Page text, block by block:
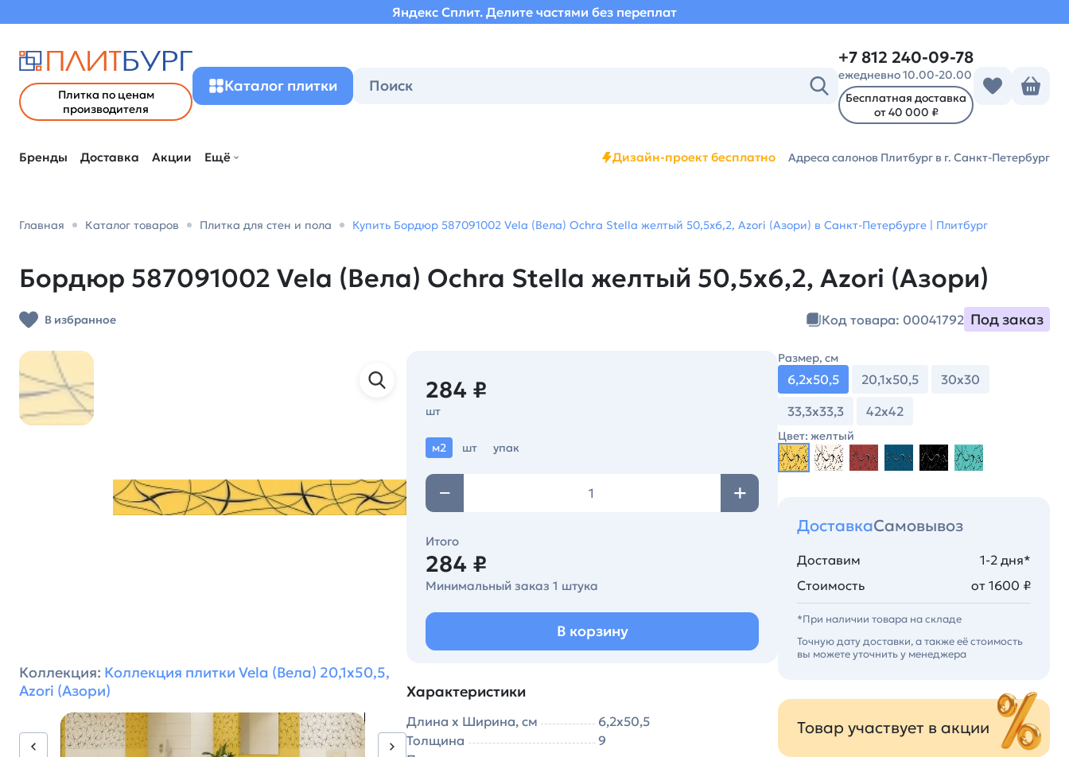
Яндекс Сплит. Делите частями без переплат
Плитка по ценам
производителя
Каталог плитки
+7 812 240-09-78
ежедневно 10.00-20.00
Бесплатная доставка
от 40 000 ₽
Бренды Доставка Акции Ещё Дизайн-проект бесплатно Адреса салонов Плитбург в г. Санкт-Петербург
Главная Каталог товаров Плитка для стен и пола Купить Бордюр 587091002 Vela (Вела) Ochra Stella желтый 50,5х6,2, Azori (Азори) в Санкт-Петербурге | Плитбург
Бордюр 587091002 Vela (Вела) Ochra Stella желтый 50,5х6,2, Azori (Азори)
В избранное Код товара: 00041792 Под заказ
Коллекция: Коллекция плитки Vela (Вела) 20,1х50,5,
Azori (Азори)
284 ₽
шт
м2 шт упак
Итого
284 ₽
Минимальный заказ 1 штука
В корзину
Характеристики
Длина х Ширина, см
6,2х50,5
Толщина
9
Размер, см
6,2х50,5 20,1х50,5
30х30
33,3х33,3
42х42
Цвет: желтый
ДоставкаСамовывоз
Доставим
1-2 дня*
Стоимость
от 1600 ₽
*При наличии товара на складе
Точную дату доставки, а также её стоимость
вы можете уточнить у менеджера
Товар участвует в акции